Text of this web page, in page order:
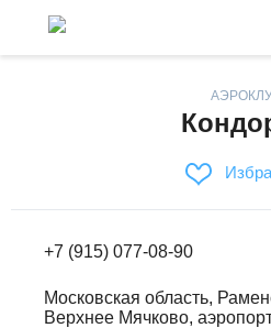
+7 (915) 077-08-90
Московская область,
Верхнее Мячково,